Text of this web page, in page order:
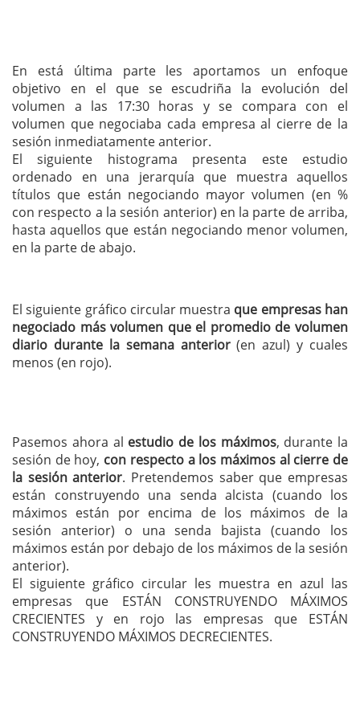
En está última parte les aportamos un enfoque
objetivo en el que se escudriña la evolución del
volumen a las 17:30 horas y se compara con el
volumen que negociaba cada empresa al cierre de la
sesión inmediatamente anterior.
El siguiente histograma presenta este estudio
ordenado en una jerarquía que muestra aquellos
títulos que están negociando mayor volumen (en %
con respecto a la sesión anterior) en la parte de arriba,
hasta aquellos que están negociando menor volumen,
en la parte de abajo.
El siguiente gráfico circular muestra que empresas han
negociado más volumen que el promedio de volumen
diario durante la semana anterior(en azul) y cuales
menos (en rojo).
Pasemos ahora al estudio de los máximos, durante la
sesión de hoy, con respecto a los máximos al cierre de
la sesión anterior. Pretendemos saber que empresas
están construyendo una senda alcista (cuando los
máximos están por encima de los máximos de la
sesión anterior) o una senda bajista (cuando los
máximos están por debajo de los máximos de la sesión
anterior).
El siguiente gráfico circular les muestra en azul las
empresas que ESTÁN CONSTRUYENDO MÁXIMOS
CRECIENTES y en rojo las empresas que ESTÁN
CONSTRUYENDO MÁXIMOS DECRECIENTES.